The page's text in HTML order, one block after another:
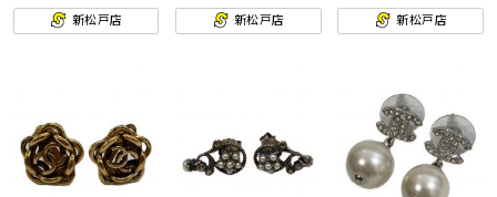
新松戸店
新松戸店
新松戸店